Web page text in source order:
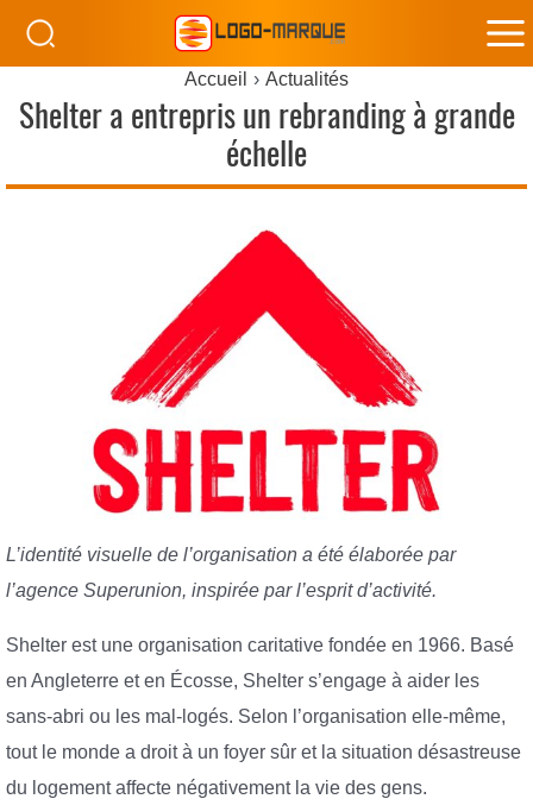
Accueil Actualités
Shelter a entrepris un rebranding à grande
échelle
L’identité visuelle de l’organisation a été élaborée par
l’agence Superunion, inspirée par l’esprit d’activité.
Shelter est une organisation caritative fondée en 1966. Basé
en Angleterre et en Écosse, Shelter s’engage à aider les
sans-abri ou les mal-logés. Selon l’organisation elle-même,
tout le monde a droit à un foyer sûr et la situation désastreuse
du logement affecte négativement la vie des gens.